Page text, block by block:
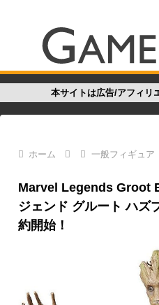
本サイトは広告/アフィリ
ホーム 一般フィギュア
Marvel Legends Groot
ジェンド グルート ハズ
約開始！